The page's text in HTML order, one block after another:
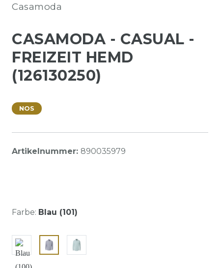
Casamoda
CASAMODA - CASUAL -
FREIZEIT HEMD
(126130250)
NOS
Artikelnummer: 890035979
Farbe: Blau (101)